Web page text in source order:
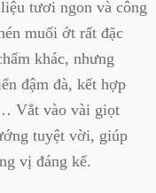
tươi ngon và công
muối ớt rất đặc
khác, nhưng
đậm đà, kết hợp
Vắt vào vài giọt
tuyệt vời, giúp
vị đáng kể.